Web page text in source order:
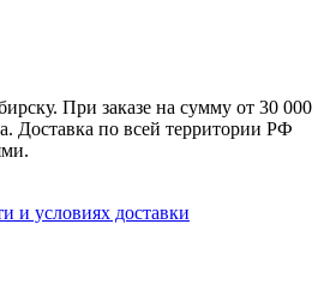
При заказе на сумму от 30 000
Доставка по всей территории РФ
и условиях доставки